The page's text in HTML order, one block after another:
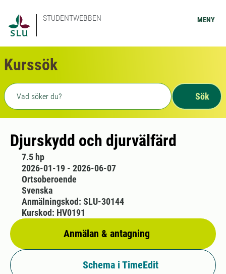
STUDENTWEBBEN MENY
Kurssök
Fritext sökning
Sök
Djurskydd och djurvälfärd
7.5 hp
2026-01-19 - 2026-06-07
Ortsoberoende
Svenska
Anmälan & antagning
Anmälningskod: SLU-30144
Kurskod: HV0191
Schema i TimeEdit